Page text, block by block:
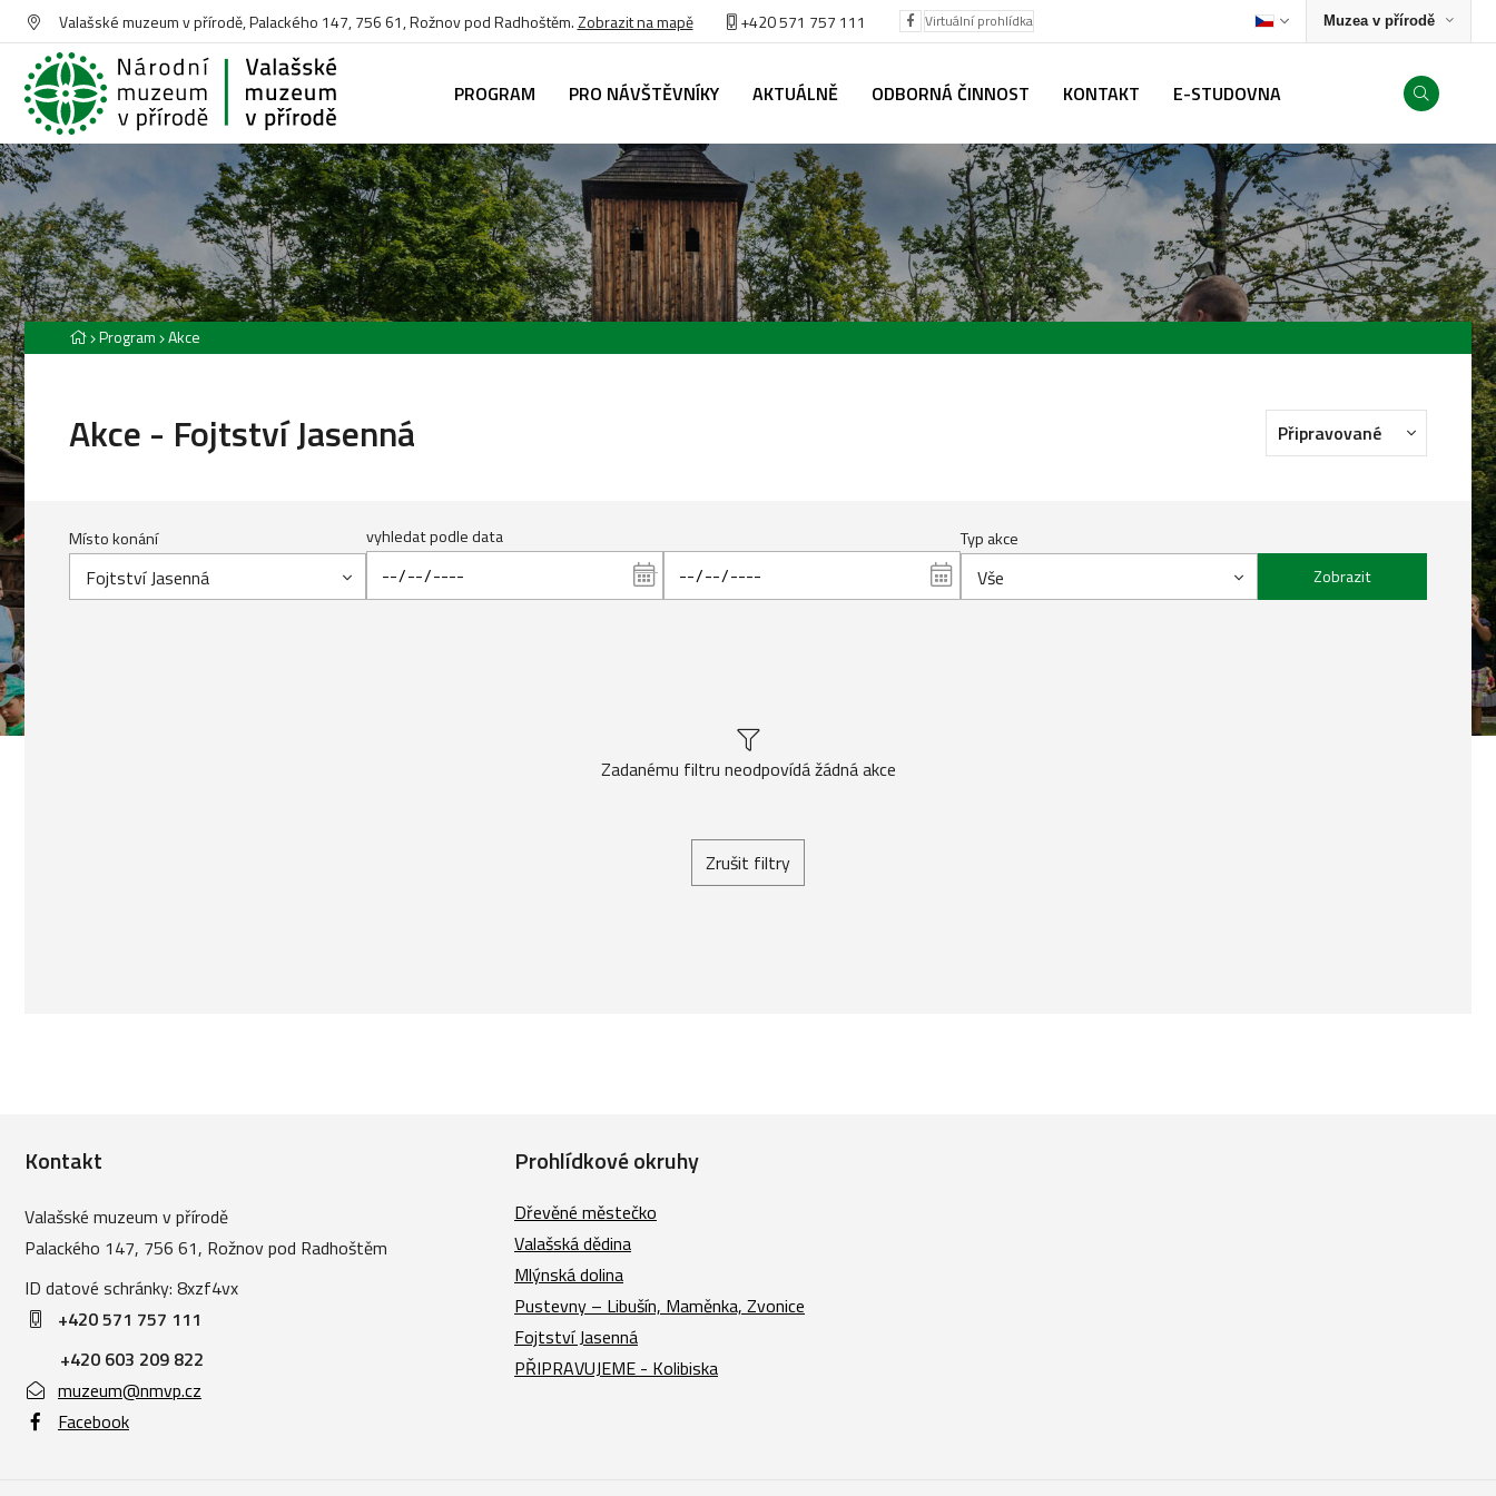
Valašské muzeum v přírodě, Palackého 147, 756 61, Rožnov pod Radhoštěm.Zobrazit na mapě +420 571 757 111 Virtuální prohlídka Muzea v přírodě
PROGRAM PRO NÁVŠTĚVNÍKY AKTUÁLNĚ ODBORNÁ ČINNOST KONTAKT E-STUDOVNA
Program Akce
Akce - Fojtství Jasenná Připravované
Místo konání
Fojtství Jasenná
vyhledat podle data Typ akce
Vše Zobrazit
Zadanému filtru neodpovídá žádná akce
Zrušit filtry
Kontakt
Valašské muzeum v přírodě
Palackého 147, 756 61, Rožnov pod Radhoštěm
ID datové schránky: 8xzf4vx
+420 571 757 111
+420 603 209 822
muzeum@nmvp.cz
Facebook
Prohlídkové okruhy
Dřevěné městečko
Valašská dědina
Mlýnská dolina
Pustevny – Libušín, Maměnka, Zvonice
Fojtství Jasenná
PŘIPRAVUJEME - Kolibiska